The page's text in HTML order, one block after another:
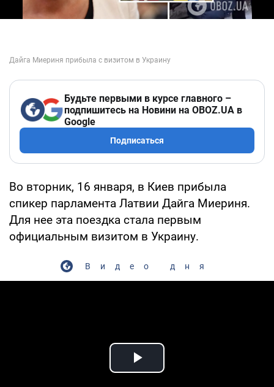
Будьте первыми в курсе главного –
подпишитесь на Новини на OBOZ.UA в
Google
Подписаться
Во вторник, 16 января, в Киев прибыла
спикер парламента Латвии Дайга Миериня.
Для нее эта поездка стала первым
официальным визитом в Украину.
Видео дня
Play Video